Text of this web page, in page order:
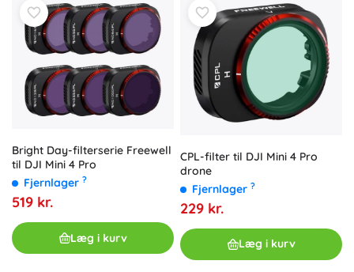
Bright Day-filterserie Freewell
til DJI Mini 4 Pro
Fjernlager ?
519 kr.
Læg i kurv
CPL-filter til DJI Mini 4 Pro
drone
Fjernlager ?
229 kr.
Læg i kurv